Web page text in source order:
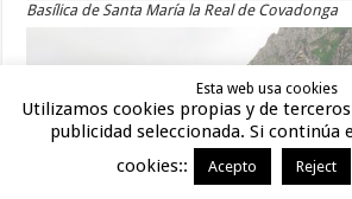
Basílica de Santa María la Real de Covadonga
Esta web usa cookies
Utilizamos cookies propias y de
publicidad seleccionada. Si continúa
cookies::
Acepto Reject